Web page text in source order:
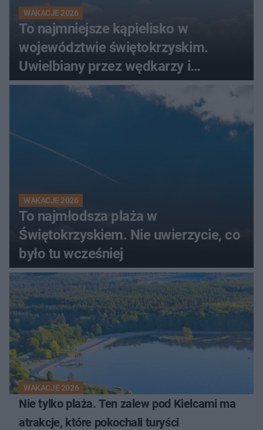
WAKACJE 2026
To najmniejsze kąpielisko w
województwie świętokrzyskim.
Uwielbiany przez wędkarzy i
turystów
WAKACJE 2026
To najmłodsza plaża w
Świętokrzyskiem. Nie uwierzycie, co
było tu wcześniej
WAKACJE 2026
Nie tylko plaża. Ten zalew pod Kielcami ma
atrakcje, które pokochali turyści